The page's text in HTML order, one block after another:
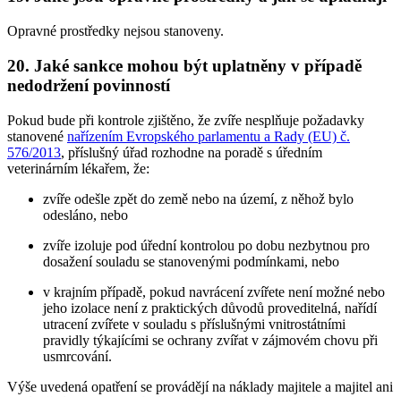
Opravné prostředky nejsou stanoveny.
20. Jaké sankce mohou být uplatněny v případě
nedodržení povinností
Pokud bude při kontrole zjištěno, že zvíře nesplňuje požadavky
stanovené nařízením Evropského parlamentu a Rady (EU) č.
576/2013, příslušný úřad rozhodne na poradě s úředním
veterinárním lékařem, že:
zvíře odešle zpět do země nebo na území, z něhož bylo
odesláno, nebo
zvíře izoluje pod úřední kontrolou po dobu nezbytnou pro
dosažení souladu se stanovenými podmínkami, nebo
v krajním případě, pokud navrácení zvířete není možné nebo
jeho izolace není z praktických důvodů proveditelná, nařídí
utracení zvířete v souladu s příslušnými vnitrostátními
pravidly týkajícími se ochrany zvířat v zájmovém chovu při
usmrcování.
Výše uvedená opatření se provádějí na náklady majitele a majitel ani